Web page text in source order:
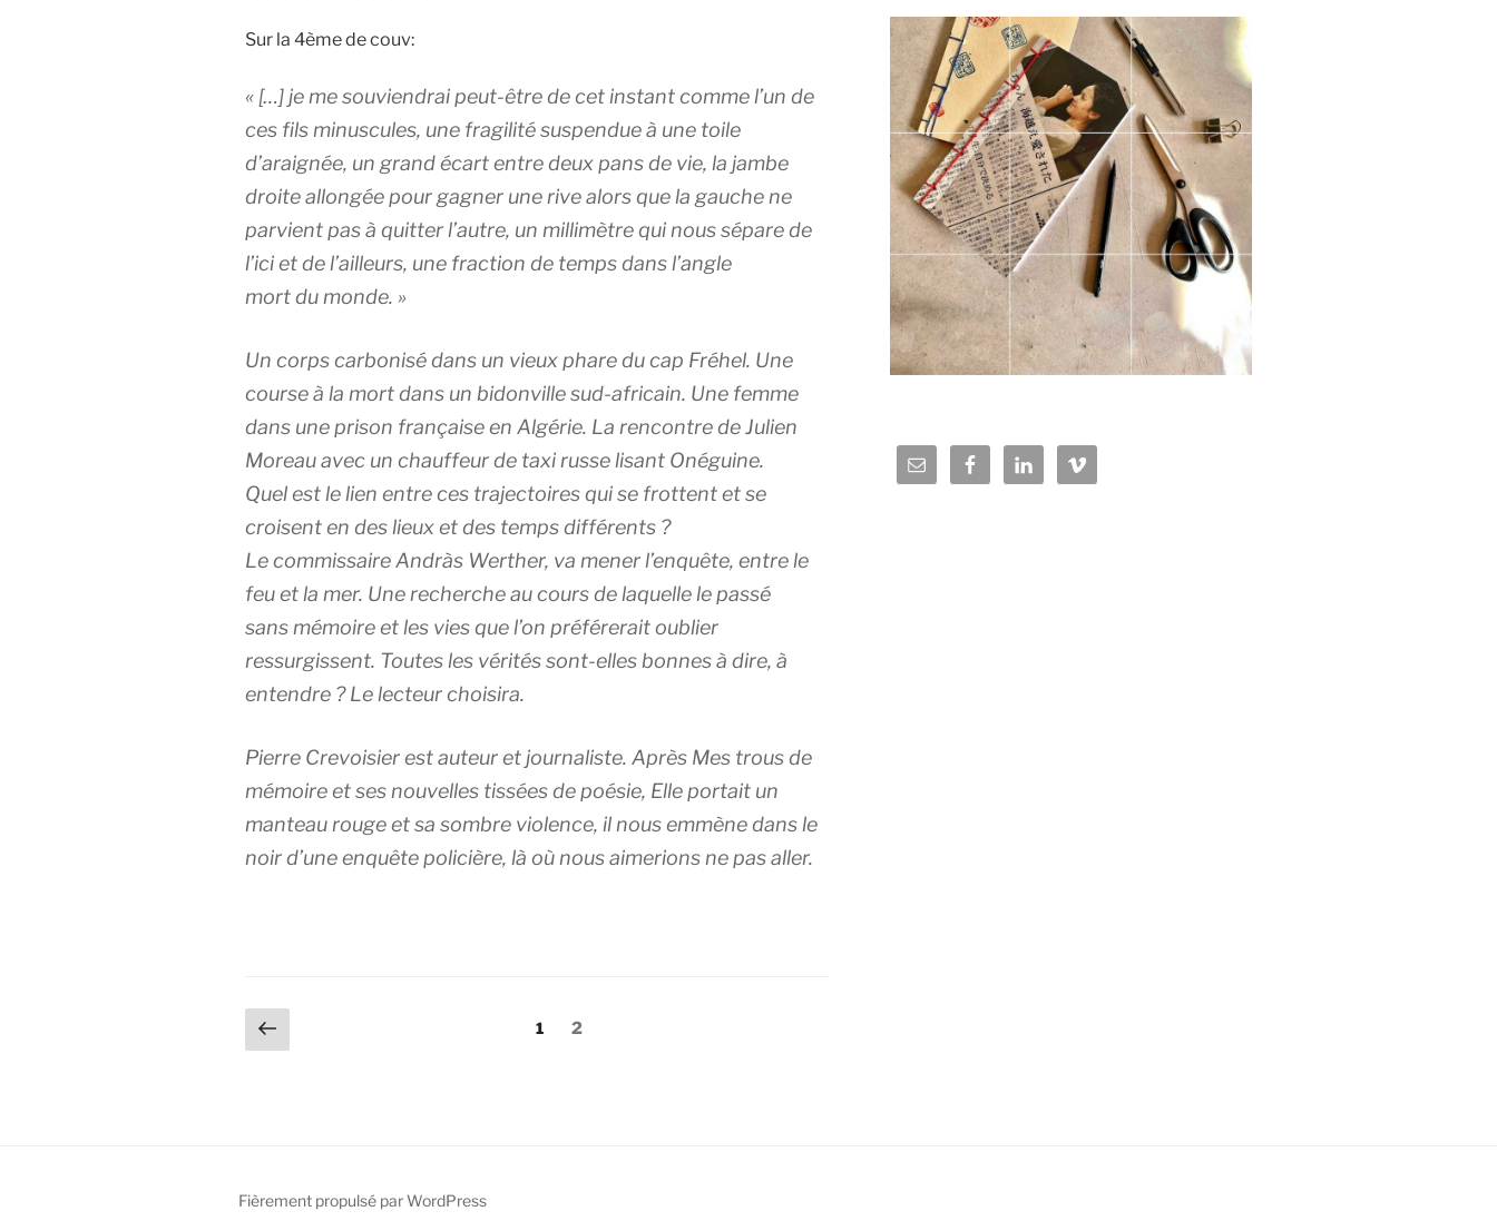
Sur la 4ème de couv:
« […] je me souviendrai peut-être de cet instant comme l’un de
ces fils minuscules, une fragilité suspendue à une toile
d’araignée, un grand écart entre deux pans de vie, la jambe
droite allongée pour gagner une rive alors que la gauche ne
parvient pas à quitter l’autre, un millimètre qui nous sépare de
l’ici et de l’ailleurs, une fraction de temps dans l’angle
mort du monde. »
Un corps carbonisé dans un vieux phare du cap Fréhel. Une
course à la mort dans un bidonville sud-africain. Une femme
dans une prison française en Algérie. La rencontre de Julien
Moreau avec un chauffeur de taxi russe lisant Onéguine.
Quel est le lien entre ces trajectoires qui se frottent et se
croisent en des lieux et des temps différents ?
Le commissaire Andràs Werther, va mener l’enquête, entre le
feu et la mer. Une recherche au cours de laquelle le passé
sans mémoire et les vies que l’on préférerait oublier
ressurgissent. Toutes les vérités sont-elles bonnes à dire, à
entendre ? Le lecteur choisira.
Pierre Crevoisier est auteur et journaliste. Après Mes trous de
mémoire et ses nouvelles tissées de poésie, Elle portait un
manteau rouge et sa sombre violence, il nous emmène dans le
noir d’une enquête policière, là où nous aimerions ne pas aller.
Pagination
Page
précédente
Page
1 Page
2
Fièrement propulsé par WordPress